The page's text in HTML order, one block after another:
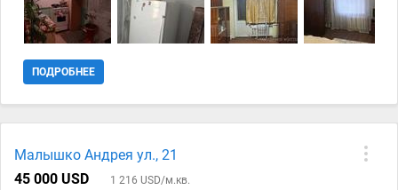
ПОДРОБНЕЕ
Малышко Андрея ул., 21
45 000 USD
1 216 USD/м.кв.